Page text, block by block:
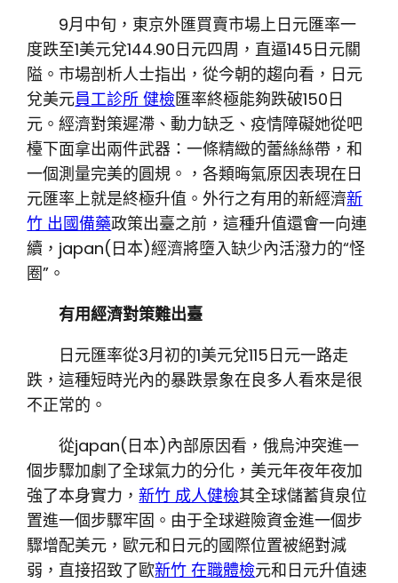
9月中旬，東京外匯買賣市場上日元匯率一
度跌至1美元兌144.90日元四周，直逼145日元關
隘。市場剖析人士指出，從今朝的趨向看，日元
兌美元員工診所 健檢匯率終極能夠跌破150日
元。經濟對策遲滯、動力缺乏、疫情障礙她從吧
檯下面拿出兩件武器：一條精緻的蕾絲絲帶，和
一個測量完美的圓規。，各類晦氣原因表現在日
元匯率上就是終極升值。外行之有用的新經濟新
竹 出國備藥政策出臺之前，這種升值還會一向連
續，japan(日本)經濟將墮入缺少內活潑力的“怪
圈”。
有用經濟對策難出臺
日元匯率從3月初的1美元兌115日元一路走
跌，這種短時光內的暴跌景象在良多人看來是很
不正常的。
從japan(日本)內部原因看，俄烏沖突進一
個步驟加劇了全球氣力的分化，美元年夜年夜加
強了本身實力，新竹 成人健檢其全球儲蓄貨泉位
置進一個步驟牢固。由于全球避險資金進一個步
驟增配美元，歐元和日元的國際位置被絕對減
弱，直接招致了歐新竹 在職體檢元和日元升值速